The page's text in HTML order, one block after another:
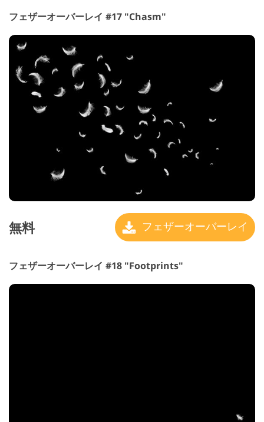
フェザーオーバーレイ #17 "Chasm"
無料 フェザーオーバーレイ
フェザーオーバーレイ #18 "Footprints"